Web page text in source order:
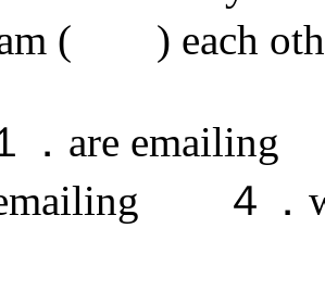
( ) each
are emailing
emailing ４．